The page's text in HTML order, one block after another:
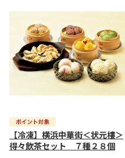
【冷凍】横浜中華街＜状元樓＞
得々飲茶セット ７種２８個